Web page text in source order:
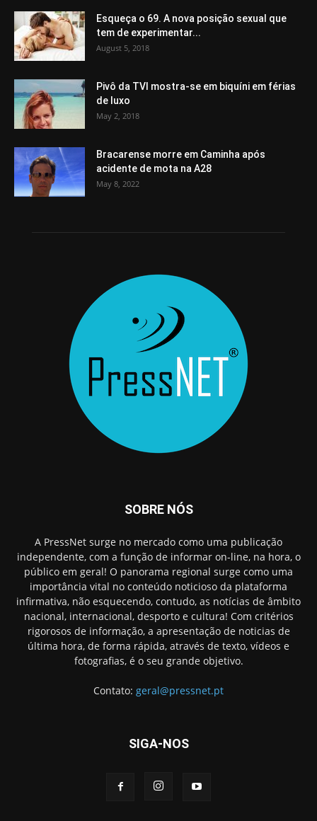
Esqueça o 69. A nova posição sexual que
tem de experimentar...
August 5, 2018
Pivô da TVI mostra-se em biquíni em férias
de luxo
May 2, 2018
Bracarense morre em Caminha após
acidente de mota na A28
May 8, 2022
SOBRE NÓS
A PressNet surge no mercado como uma publicação
independente, com a função de informar on-line, na hora, o
público em geral! O panorama regional surge como uma
importância vital no conteúdo noticioso da plataforma
infirmativa, não esquecendo, contudo, as notícias de âmbito
nacional, internacional, desporto e cultura! Com critérios
rigorosos de informação, a apresentação de noticias de
última hora, de forma rápida, através de texto, vídeos e
fotografias, é o seu grande objetivo.
Contato: geral@pressnet.pt
SIGA-NOS